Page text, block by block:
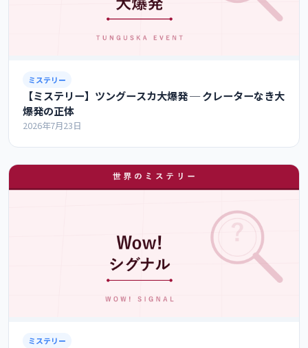
ミステリー
【ミステリー】ツングースカ大爆発 ─ クレーターなき大
爆発の正体
2026年7月23日
ミステリー